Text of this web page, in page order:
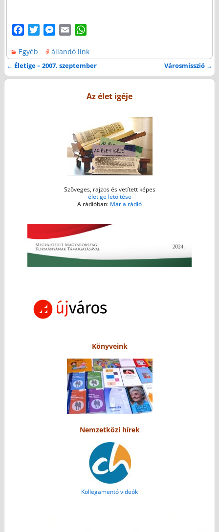
c
e
b
t
t
M
s
s
e
a
i
l
a
t
s
p
Egyéb állandó link
Bejegyzés navigáció
← Életige – 2007. szeptember Városmisszió →
Az élet igéje
Szöveges, rajzos és vetített képes
életige letöltése
A rádióban: Mária rádió
Könyveink
Nemzetközi hírek
Kollegamentó videók